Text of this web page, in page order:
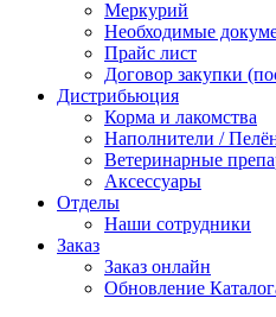
Меркурий
Необходимые
Прайс лист
Договор закупки
Дистрибьюция
Корма и лакомства
Наполнители /
Ветеринарные
Аксессуары
Отделы
Наши сотрудники
Заказ
Заказ онлайн
Обновление